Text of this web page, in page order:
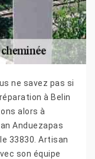
ne savez pas si
à Belin
alors à
Anduezapas
33830. Artisan
son équipe